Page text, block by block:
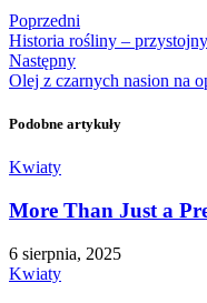
Poprzedni
Historia rośliny –
Następny
Olej z czarnych nasion na
Podobne artykuły
Kwiaty
More Than Just a
6 sierpnia, 2025
Kwiaty